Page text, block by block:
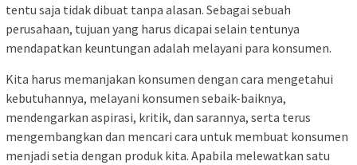
tentu saja tidak dibuat tanpa alasan. Sebagai sebuah
perusahaan, tujuan yang harus dicapai selain tentunya
mendapatkan keuntungan adalah melayani para konsumen.
Kita harus memanjakan konsumen dengan cara mengetahui
kebutuhannya, melayani konsumen sebaik-baiknya,
mendengarkan aspirasi, kritik, dan sarannya, serta terus
mengembangkan dan mencari cara untuk membuat konsumen
menjadi setia dengan produk kita. Apabila melewatkan satu